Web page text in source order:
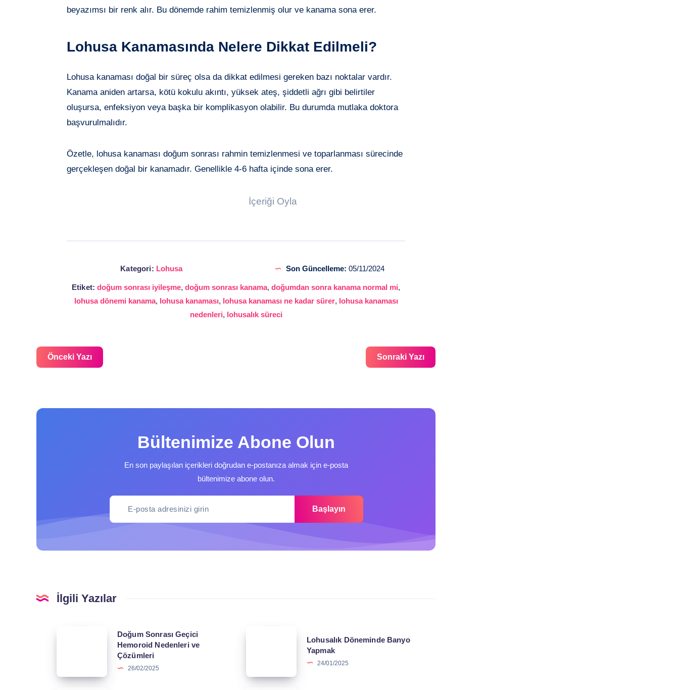
beyazımsı bir renk alır. Bu dönemde rahim temizlenmiş olur ve kanama sona erer.
Lohusa Kanamasında Nelere Dikkat Edilmeli?
Lohusa kanaması doğal bir süreç olsa da dikkat edilmesi gereken bazı noktalar vardır.
Kanama aniden artarsa, kötü kokulu akıntı, yüksek ateş, şiddetli ağrı gibi belirtiler
oluşursa, enfeksiyon veya başka bir komplikasyon olabilir. Bu durumda mutlaka doktora
başvurulmalıdır.
Özetle, lohusa kanaması doğum sonrası rahmin temizlenmesi ve toparlanması sürecinde
gerçekleşen doğal bir kanamadır. Genellikle 4-6 hafta içinde sona erer.
İçeriği Oyla
Kategori: Lohusa Son Güncelleme: 05/11/2024
Etiket: doğum sonrası iyileşme,doğum sonrası kanama,doğumdan sonra kanama normal mi,
lohusa dönemi kanama, lohusa kanaması, lohusa kanaması ne kadar sürer, lohusa kanaması
nedenleri, lohusalık süreci
Önceki Yazı Sonraki Yazı
Bültenimize Abone Olun
En son paylaşılan içerikleri doğrudan e-postanıza almak için e-posta
bültenimize abone olun.
Başlayın
İlgili Yazılar
Hemoroid
Doğum Sonrası Geçici
Hemoroid Nedenleri ve
Çözümleri
26/02/2025
Yapmak
Lohusalık Döneminde Banyo
Yapmak
24/01/2025